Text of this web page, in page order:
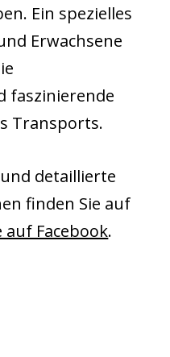
Ein spezielles
Erwachsene
faszinierende
Transports.
detaillierte
finden Sie auf
Facebook.